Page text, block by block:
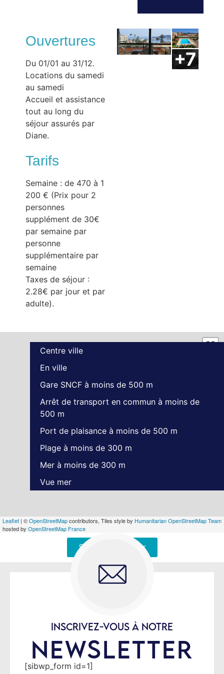
Ouvertures
Du 01/01 au 31/12.
Locations du samedi
au samedi
Accueil et assistance
tout au long du
séjour assurés par
Diane.
Tarifs
Semaine : de 470 à 1
200 € (Prix pour 2
personnes
supplément de 30€
par semaine par
personne
supplémentaire par
semaine
Taxes de séjour :
2.28€ par jour et par
adulte).
Leaflet | ©OpenStreetMapcontributors, Tiles style by Humanitarian OpenStreetMap Team
hosted by OpenStreetMap France
Centre ville
En ville
Gare SNCF à moins de 500 m
Arrêt de transport en commun à moins de
500 m
Port de plaisance à moins de 500 m
Plage à moins de 300 m
Mer à moins de 300 m
Vue mer
Signaler une erreur
INSCRIVEZ-VOUS À NOTRE
NEWSLETTER
[sibwp_form id=1]